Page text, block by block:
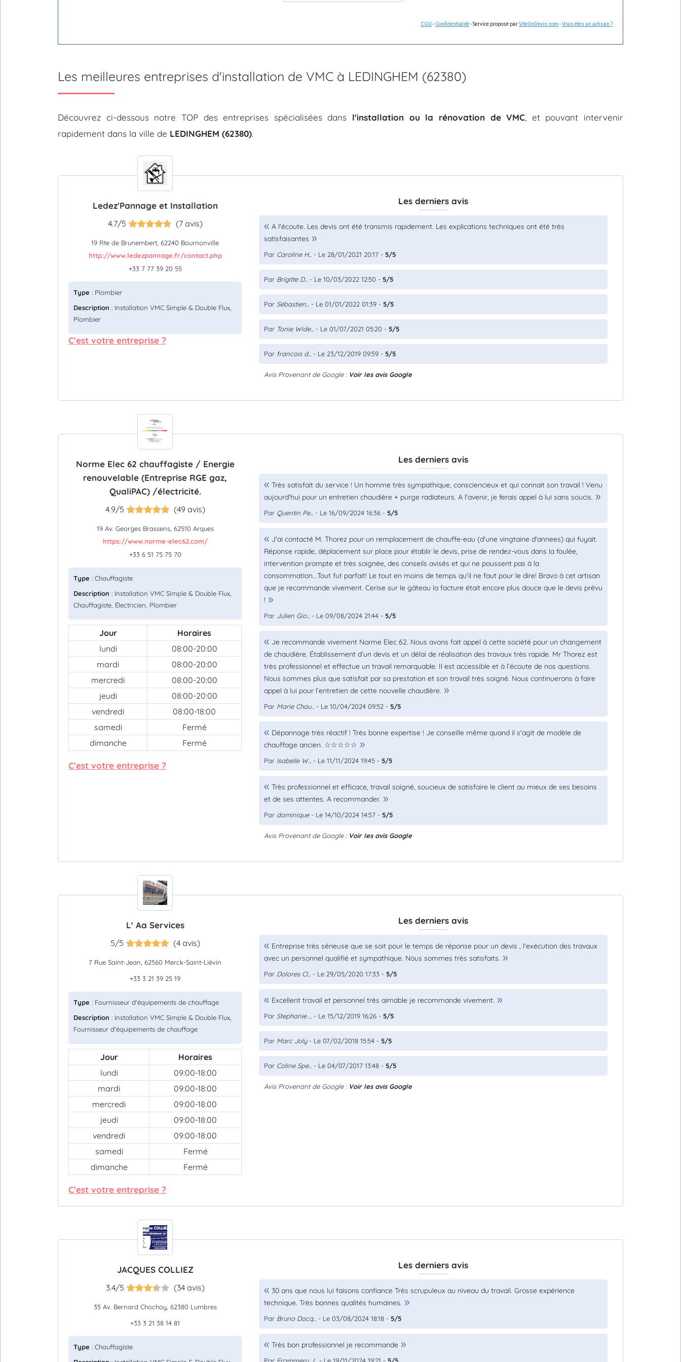
CGU - Confidentialité- Service proposé parViteUnDevis.com -Vous êtes un artisan ?
Les meilleures entreprises d'installation de VMC à LEDINGHEM (62380)
Découvrez ci-dessous notre TOP des entreprises spécialisées dans l'installation ou la rénovation de VMC , et pouvant intervenir
rapidement dans la ville de LEDINGHEM (62380).
Ledez'Pannage et Installation
4.7/5 (7 avis)
19 Rte de Brunembert, 62240 Bournonville
http://www.ledezpannage.fr/contact.php
+33 7 77 39 20 55
Type : Plombier
Description : Installation VMC Simple & Double Flux,
Plombier
C'est votre entreprise ?
Les derniers avis
A l'écoute. Les devis ont été transmis rapidement. Les explications techniques ont été très
satisfaisantes
Par Caroline H... - Le 28/01/2021 20:17 - 5/5
Par Brigitte D... - Le 10/03/2022 12:50 - 5/5
Par Sébastien... - Le 01/01/2022 01:39 - 5/5
Par Tonie Wide... - Le 01/07/2021 05:20 - 5/5
Par francois d... - Le 23/12/2019 09:59 - 5/5
Avis Provenant de Google : Voir les avis Google
Norme Elec 62 chauffagiste / Energie
renouvelable (Entreprise RGE gaz,
QualiPAC) /électricité.
4.9/5 (49 avis)
19 Av. Georges Brassens, 62510 Arques
https://www.norme-elec62.com/
+33 6 51 75 75 70
Type : Chauffagiste
Description : Installation VMC Simple & Double Flux,
Chauffagiste, Électricien, Plombier
Jour
Horaires
lundi
08:00-20:00
mardi
08:00-20:00
mercredi
08:00-20:00
jeudi
08:00-20:00
vendredi
08:00-18:00
samedi
Fermé
dimanche
Fermé
C'est votre entreprise ?
Les derniers avis
Très satisfait du service ! Un homme très sympathique, consciencieux et qui connait son travail ! Venu
aujourd'hui pour un entretien chaudière + purge radiateurs. A l'avenir, je ferais appel à lui sans soucis.
Par Quentin Pe... - Le 16/09/2024 16:36 - 5/5
J'ai contacté M. Thorez pour un remplacement de chauffe-eau (d'une vingtaine d'annees) qui fuyait.
Réponse rapide, déplacement sur place pour établir le devis, prise de rendez-vous dans la foulée,
intervention prompte et très soignée, des conseils avisés et qui ne poussent pas à la
consommation...Tout fut parfait! Le tout en moins de temps qu'il ne faut pour le dire! Bravo à cet artisan
que je recommande vivement. Cerise sur le gâteau la facture était encore plus douce que le devis prévu
!
Par Julien Gio... - Le 09/08/2024 21:44 - 5/5
Je recommande vivement Norme Elec 62. Nous avons fait appel à cette société pour un changement
de chaudière. Établissement d’un devis et un délai de réalisation des travaux très rapide. Mr Thorez est
très professionnel et effectue un travail remarquable. Il est accessible et à l’écoute de nos questions.
Nous sommes plus que satisfait par sa prestation et son travail très soigné. Nous continuerons à faire
appel à lui pour l’entretien de cette nouvelle chaudière.
Par Marie Chau... - Le 10/04/2024 09:52 - 5/5
Dépannage très réactif ! Très bonne expertise ! Je conseille même quand il s'agit de modèle de
chauffage ancien. ☆☆☆☆☆
Par Isabelle W... - Le 11/11/2024 19:45 - 5/5
Très professionnel et efficace, travail soigné, soucieux de satisfaire le client au mieux de ses besoins
et de ses attentes. A recommander.
Par dominique- Le 14/10/2024 14:57 - 5/5
Avis Provenant de Google : Voir les avis Google
L' Aa Services
5/5 (4 avis)
7 Rue Saint-Jean, 62560 Merck-Saint-Liévin
+33 3 21 39 25 19
Type : Fournisseur d'équipements de chauffage
Description : Installation VMC Simple & Double Flux,
Fournisseur d'équipements de chauffage
Jour
Horaires
lundi
09:00-18:00
mardi
09:00-18:00
mercredi
09:00-18:00
jeudi
09:00-18:00
vendredi
09:00-18:00
samedi
Fermé
dimanche
Fermé
C'est votre entreprise ?
Les derniers avis
Entreprise très sérieuse que se soit pour le temps de réponse pour un devis , l'exécution des travaux
avec un personnel qualifié et sympathique. Nous sommes très satisfaits.
Par Dolores Cl... - Le 29/05/2020 17:33 - 5/5
Excellent travail et personnel très aimable je recommande vivement.
Par Stephanie ... - Le 15/12/2019 16:26 - 5/5
Par Marc Joly- Le 07/02/2018 15:54 - 5/5
Par Coline Spe... - Le 04/07/2017 13:48 - 5/5
Avis Provenant de Google : Voir les avis Google
JACQUES COLLIEZ
3.4/5 (34 avis)
35 Av. Bernard Chochoy, 62380 Lumbres
+33 3 21 38 14 81
Type : Chauffagiste
Les derniers avis
30 ans que nous lui faisons confiance Très scrupuleux au niveau du travail. Grosse expérience
technique. Très bonnes qualités humaines.
Par Bruno Docq... - Le 03/08/2024 18:18 - 5/5
Très bon professionnel je recommande